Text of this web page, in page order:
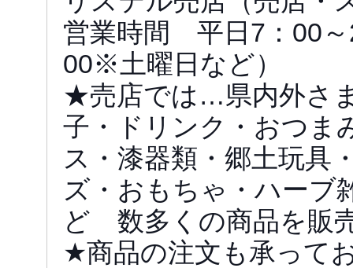
営業時間 平日7：00～
00※土曜日など）
★売店では…県内外さ
子・ドリンク・おつま
ス・漆器類・郷土玩具
ズ・おもちゃ・ハーブ
ど 数多くの商品を販
★商品の注文も承って